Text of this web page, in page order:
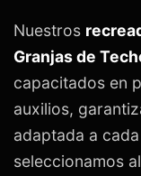
Nuestros
Granjas de
capacitados en
auxilios,
adaptada a
seleccionamos